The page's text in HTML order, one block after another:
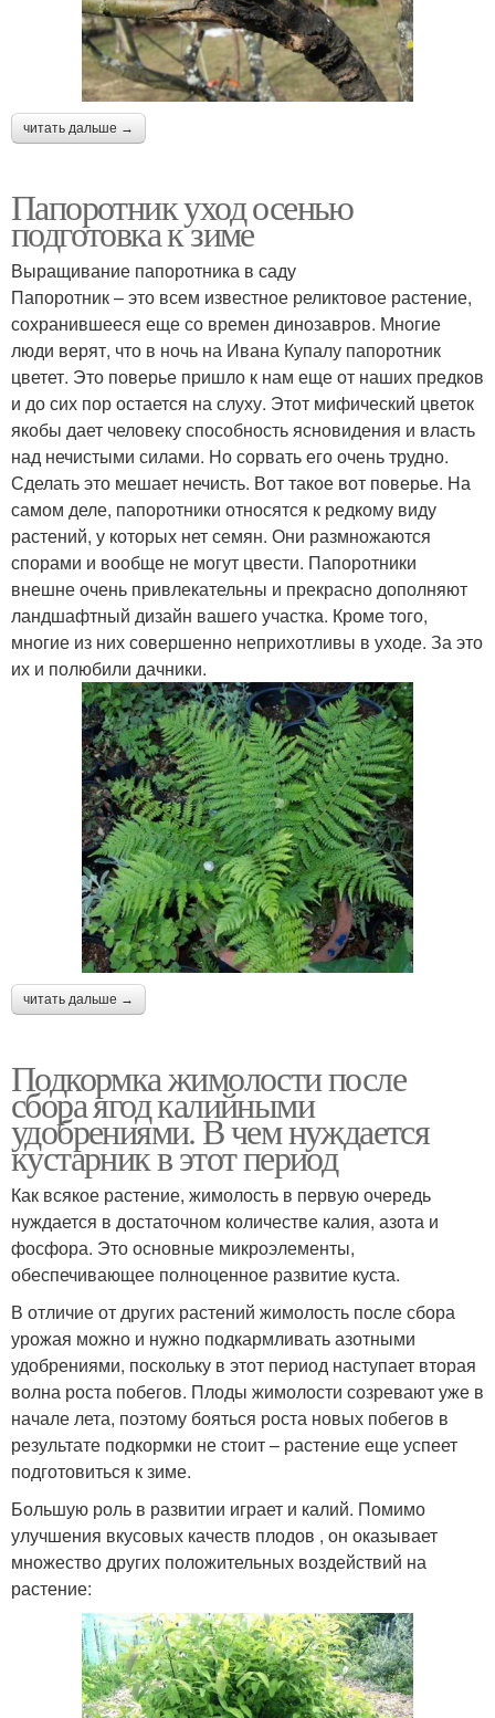
читать дальше →
Папоротник уход осенью
подготовка к зиме
Выращивание папоротника в саду
Папоротник – это всем известное реликтовое растение,
сохранившееся еще со времен динозавров. Многие
люди верят, что в ночь на Ивана Купалу папоротник
цветет. Это поверье пришло к нам еще от наших предков
и до сих пор остается на слуху. Этот мифический цветок
якобы дает человеку способность ясновидения и власть
над нечистыми силами. Но сорвать его очень трудно.
Сделать это мешает нечисть. Вот такое вот поверье. На
самом деле, папоротники относятся к редкому виду
растений, у которых нет семян. Они размножаются
спорами и вообще не могут цвести. Папоротники
внешне очень привлекательны и прекрасно дополняют
ландшафтный дизайн вашего участка. Кроме того,
многие из них совершенно неприхотливы в уходе. За это
их и полюбили дачники.
читать дальше →
Подкормка жимолости после
сбора ягод калийными
удобрениями. В чем нуждается
кустарник в этот период
Как всякое растение, жимолость в первую очередь
нуждается в достаточном количестве калия, азота и
фосфора. Это основные микроэлементы,
обеспечивающее полноценное развитие куста.
В отличие от других растений жимолость после сбора
урожая можно и нужно подкармливать азотными
удобрениями, поскольку в этот период наступает вторая
волна роста побегов. Плоды жимолости созревают уже в
начале лета, поэтому бояться роста новых побегов в
результате подкормки не стоит – растение еще успеет
подготовиться к зиме.
Большую роль в развитии играет и калий. Помимо
улучшения вкусовых качеств плодов , он оказывает
множество других положительных воздействий на
растение: